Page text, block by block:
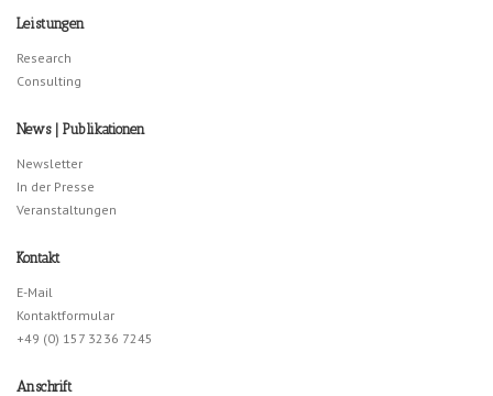
Leistungen
Research
Consulting
News | Publikationen
Newsletter
In der Presse
Veranstaltungen
Kontakt
E-Mail
Kontaktformular
+49 (0) 157 3236 7245
Anschrift